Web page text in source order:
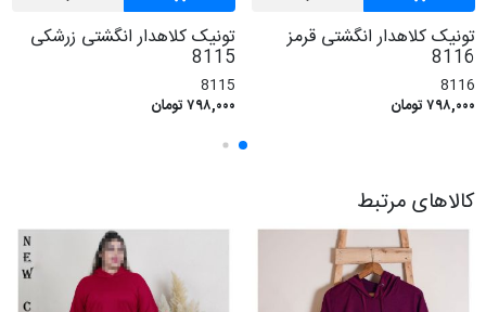
تونیک کلاهدار انگشتی قرمز
8116
8116
۷۹۸,۰۰۰ تومان
تونیک کلاهدار انگشتی زرشکی
8115
8115
۷۹۸,۰۰۰ تومان
کالاهای مرتبط